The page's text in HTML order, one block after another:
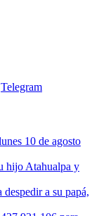
Telegram
10 de agosto
hijo Atahualpa y
a su papá,